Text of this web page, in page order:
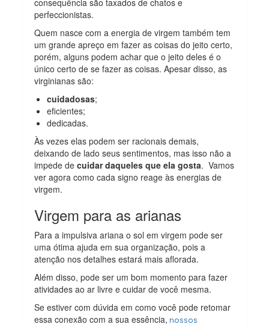
perfeccionistas.
Quem nasce com a energia de virgem também tem
um grande apreço em fazer as coisas do jeito certo,
porém, alguns podem achar que o jeito deles é o
único certo de se fazer as coisas. Apesar disso, as
virginianas são:
cuidadosas;
eficientes;
dedicadas.
Às vezes elas podem ser racionais demais,
deixando de lado seus sentimentos, mas isso não a
impede decuidar daqueles que ela gosta. Vamos
ver agora como cada signo reage às energias de
virgem.
Virgem para as arianas
Para a impulsiva ariana o sol em virgem pode ser
uma ótima ajuda em sua organização, pois a
atenção nos detalhes estará mais aflorada.
Além disso, pode ser um bom momento para fazer
atividades ao ar livre e cuidar de você mesma.
Se estiver com dúvida em como você pode retomar
essa conexão com a sua essência, nossos